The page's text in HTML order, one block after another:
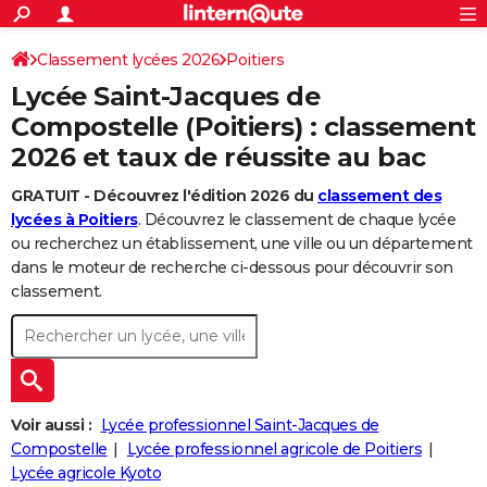
ACTUALITÉS
Politique
Société
Faits Divers
Education
Monde
Villes
+
SPORT
Coupe du monde 2026
Football
Tennis
Cyclisme
Rugby
Forum
CULTURE
Programme TV
TNT
Streaming
Cinéma
Sorties cinéma
Musique
+
FINANCE
Retraite
Impôts
Epargne
Immobilier
Risques naturels par ville
Banque
Assurance
Crédit
AUTO
Essais
Réserver un essai
Citadines
Berlines
SUV
Forum auto
+
HIGH-TECH
Mobiles
Meilleur smartphone
Internet
Ordinateurs
Jeux vidéo
Guide high-tech
+
BRICOLAGE
Forum
Aménagement intérieur
Extérieur
Cuisine
Salle de bains
Jardinage
Rangement
WEEK-END
Guides de France
Escapades
Patrimoine
Expositions
Musées
Week-end nature
+LIFESTYLE
Art de vivre
Bien-être
Loisirs
Mode
Modes de vie
+SANTE
Alimentation
Guide de la santé
Maladies
Médicaments
Sommeil
+ VOYAGE
S'inscrire
Connexion
Classement lycées 2026 Poitiers
Lycée Saint-Jacques de
Compostelle (Poitiers) : classement
2026 et taux de réussite au bac
GRATUIT - Découvrez l'édition 2026 du classement des
lycées à Poitiers. Découvrez le classement de chaque lycée
ou recherchez un établissement, une ville ou un département
dans le moteur de recherche ci-dessous pour découvrir son
classement.
Voir aussi : Lycée professionnel Saint-Jacques de
Compostelle
Lycée professionnel agricole de Poitiers
Lycée agricole Kyoto